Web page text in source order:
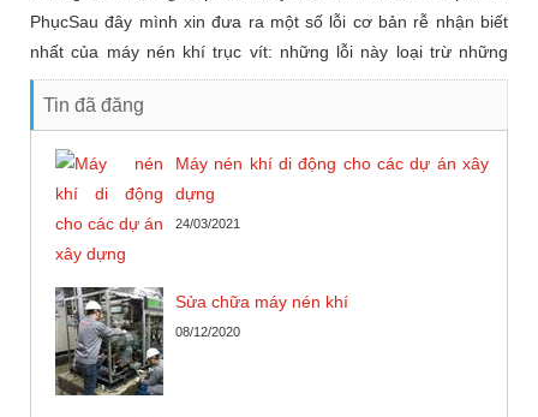
PhụcSau đây mình xin đưa ra một số lỗi cơ bản rễ nhận biết
nhất của máy nén khí trục vít: những lỗi này loại trừ những
trường hợp bị lỗi phần cơ khí rễ nhận biết quan sát bằng
Tin đã đăng
Máy nén khí di động cho các dự án xây
dựng
24/03/2021
Sửa chữa máy nén khí
08/12/2020